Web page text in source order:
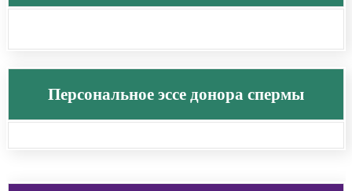
Персональное эссе донора спермы